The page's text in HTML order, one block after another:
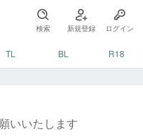
検索 新規登録 ログイン
TL BL R18
いいたします